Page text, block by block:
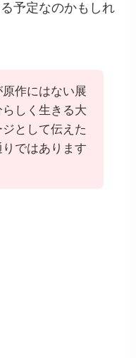
予定なのかもしれ
原作にはない展
しく生きる大
として伝えた
ではあります